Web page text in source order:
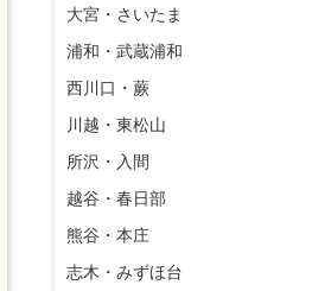
大宮・さいたま
浦和・武蔵浦和
西川口・蕨
川越・東松山
所沢・入間
越谷・春日部
熊谷・本庄
志木・みずほ台